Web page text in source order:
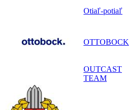
Otiaľ-potiaľ
OTTOBOCK
OUTCAST
TEAM